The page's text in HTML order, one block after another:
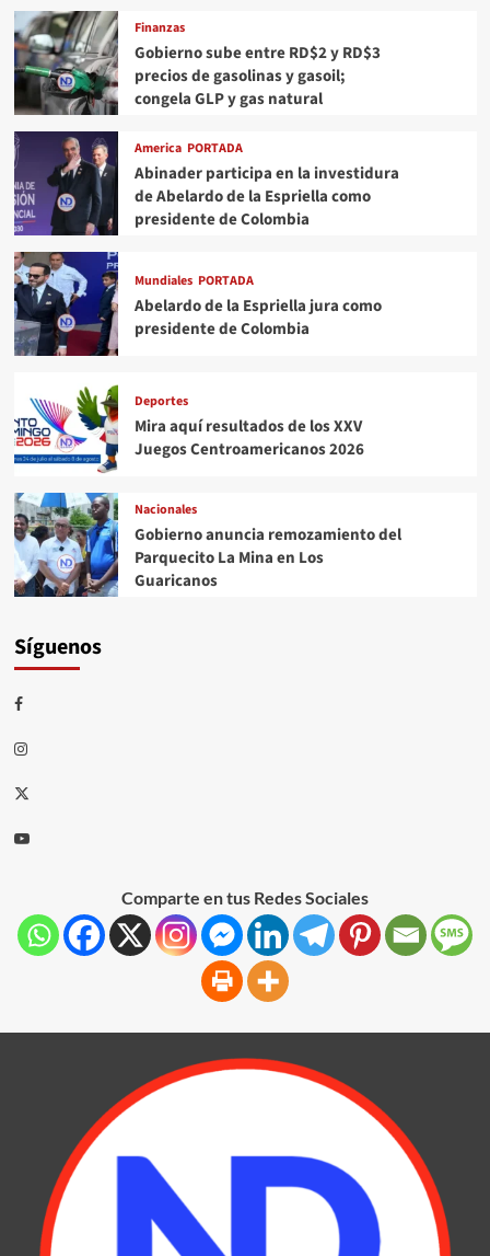
Finanzas
Gobierno sube entre RD$2 y RD$3
precios de gasolinas y gasoil;
congela GLP y gas natural
America PORTADA
Abinader participa en la investidura
de Abelardo de la Espriella como
presidente de Colombia
Mundiales PORTADA
Abelardo de la Espriella jura como
presidente de Colombia
Deportes
Mira aquí resultados de los XXV
Juegos Centroamericanos 2026
Nacionales
Gobierno anuncia remozamiento del
Parquecito La Mina en Los
Guaricanos
Síguenos
Comparte en tus Redes Sociales